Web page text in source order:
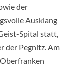
der
Ausklang
Spital statt,
der Pegnitz. Am